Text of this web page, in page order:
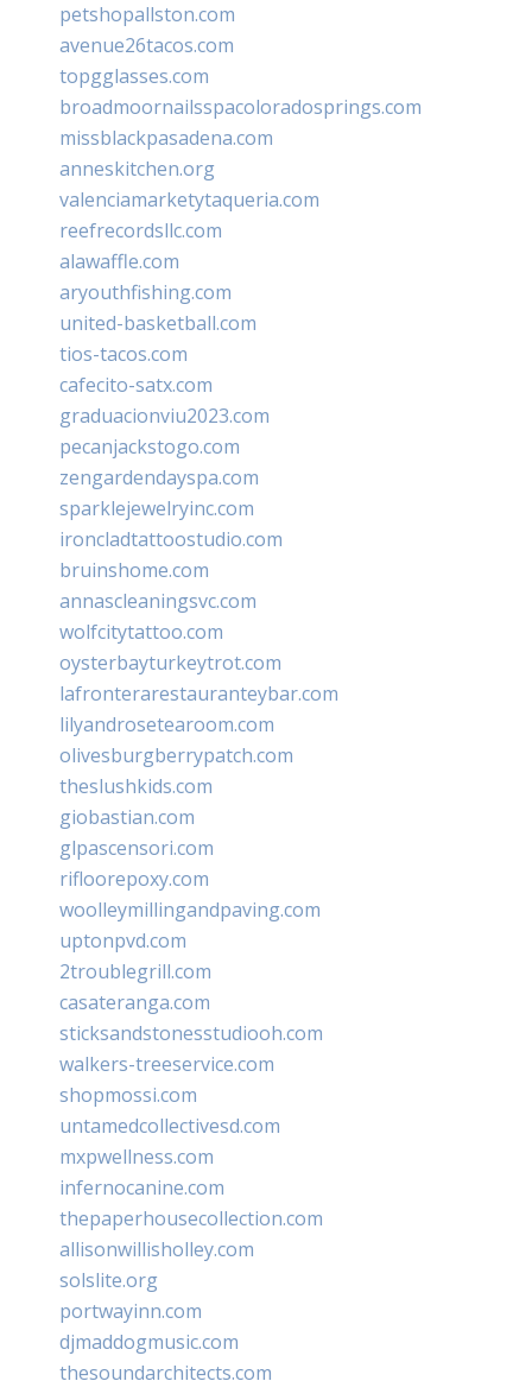
petshopallston.com
avenue26tacos.com
topgglasses.com
broadmoornailsspacoloradosprings.com
missblackpasadena.com
anneskitchen.org
valenciamarketytaqueria.com
reefrecordsllc.com
alawaffle.com
aryouthfishing.com
united-basketball.com
tios-tacos.com
cafecito-satx.com
graduacionviu2023.com
pecanjackstogo.com
zengardendayspa.com
sparklejewelryinc.com
ironcladtattoostudio.com
bruinshome.com
annascleaningsvc.com
wolfcitytattoo.com
oysterbayturkeytrot.com
lafronterarestauranteybar.com
lilyandrosetearoom.com
olivesburgberrypatch.com
theslushkids.com
giobastian.com
glpascensori.com
rifloorepoxy.com
woolleymillingandpaving.com
uptonpvd.com
2troublegrill.com
casateranga.com
sticksandstonesstudiooh.com
walkers-treeservice.com
shopmossi.com
untamedcollectivesd.com
mxpwellness.com
infernocanine.com
thepaperhousecollection.com
allisonwillisholley.com
solslite.org
portwayinn.com
djmaddogmusic.com
thesoundarchitects.com